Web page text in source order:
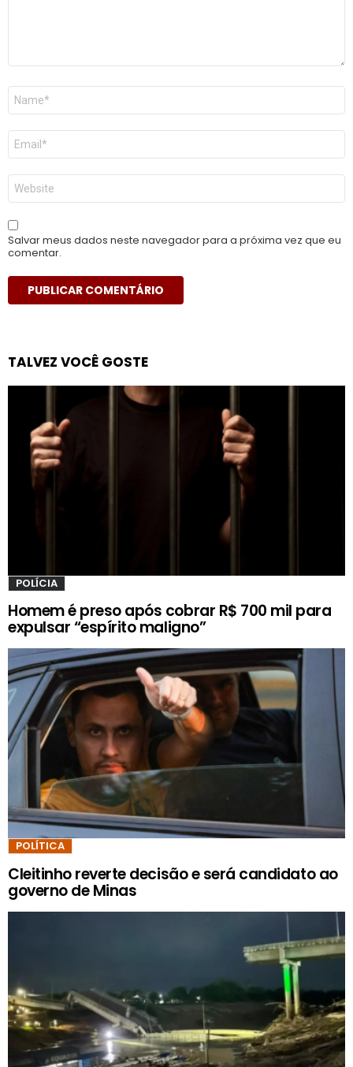
Nome
E-
mail
*
Site
Salvar meus dados neste navegador para a próxima vez que eu
comentar.
TALVEZ VOCÊ GOSTE
POLÍCIA
Homem é preso após cobrar R$ 700 mil para
expulsar “espírito maligno”
POLÍTICA
Cleitinho reverte decisão e será candidato ao
governo de Minas